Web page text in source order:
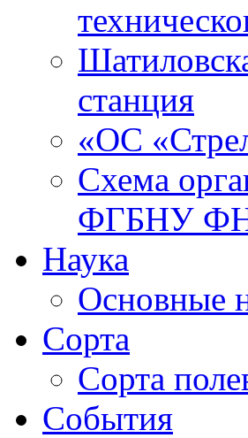
станция
«ОС
Схема
ФГБНУ
Наука
Основные
Сорта
Сорта
События